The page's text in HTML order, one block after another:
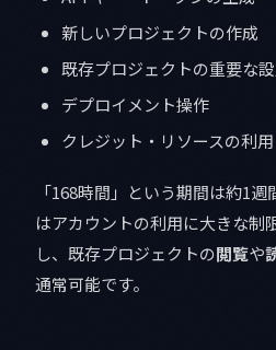
新しいプロジェクトの作成
既存プロジェクトの重要な
デプロイメント操作
クレジット・リソースの利用
「168時間」という期間は約1
はアカウントの利用に大きな制
し、既存プロジェクトの閲覧や
通常可能です。